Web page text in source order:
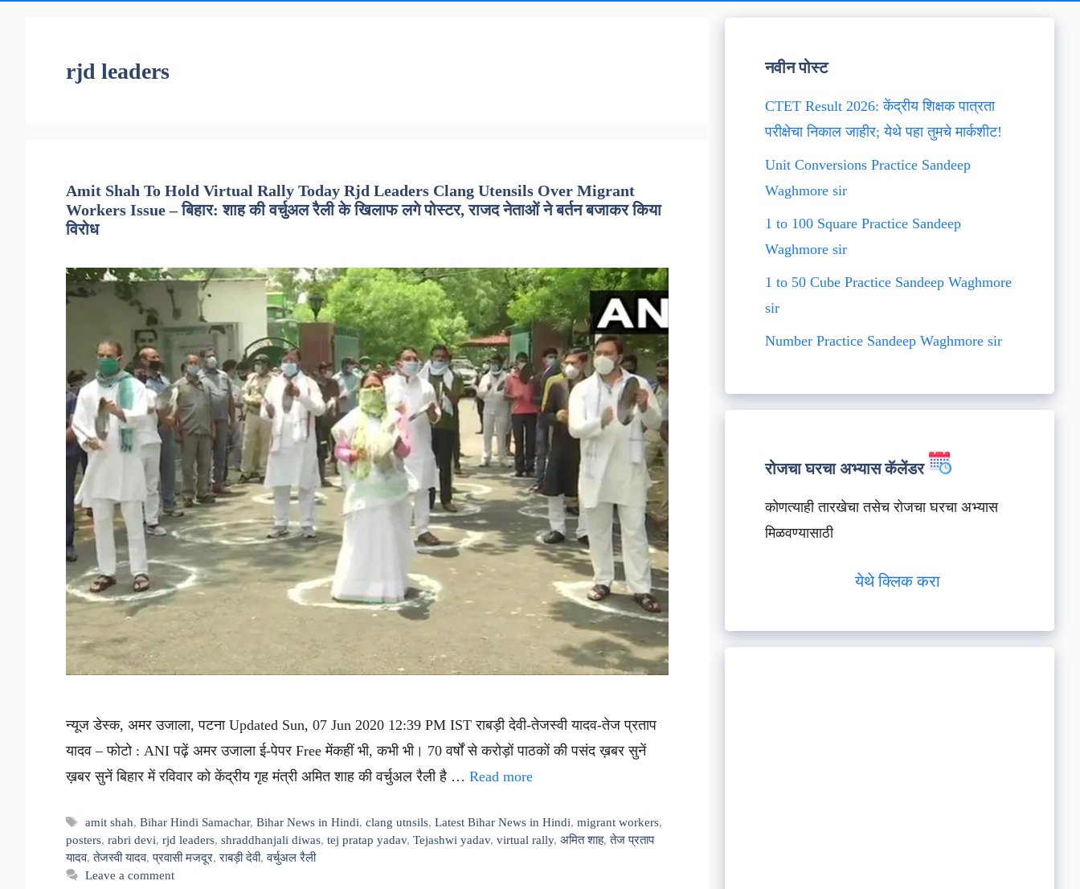
rjd leaders
Amit Shah To Hold Virtual Rally Today Rjd Leaders Clang Utensils Over Migrant
Workers Issue – बिहार: शाह की वर्चुअल रैली के खिलाफ लगे पोस्टर, राजद नेताओं ने बर्तन बजाकर किया
विरोध
न्यूज डेस्क, अमर उजाला, पटना Updated Sun, 07 Jun 2020 12:39 PM IST राबड़ी देवी-तेजस्वी यादव-तेज प्रताप
यादव – फोटो : ANI पढ़ें अमर उजाला ई-पेपर Free मेंकहीं भी, कभी भी। 70 वर्षों से करोड़ों पाठकों की पसंद ख़बर सुनें
ख़बर सुनें बिहार में रविवार को केंद्रीय गृह मंत्री अमित शाह की वर्चुअल रैली है … Read more
Tags
amit shah,Bihar Hindi Samachar,Bihar News in Hindi,clang utnsils,Latest Bihar News in Hindi,migrant workers,
posters, rabri devi, rjd leaders, shraddhanjali diwas, tej pratap yadav, Tejashwi yadav, virtual rally, अमित शाह,तेज प्रताप
यादव,तेजस्वी यादव,प्रवासी मजदूर,राबड़ी देवी,वर्चुअल रैली
Leave a comment
नवीन पोस्ट
CTET Result 2026: केंद्रीय शिक्षक पात्रता
परीक्षेचा निकाल जाहीर; येथे पहा तुमचे मार्कशीट!
Unit Conversions Practice Sandeep
Waghmore sir
1 to 100 Square Practice Sandeep
Waghmore sir
1 to 50 Cube Practice Sandeep Waghmore
sir
Number Practice Sandeep Waghmore sir
रोजचा घरचा अभ्यास कॅलेंडर
कोणत्याही तारखेचा तसेच रोजचा घरचा अभ्यास
मिळवण्यासाठी
येथे क्लिक करा